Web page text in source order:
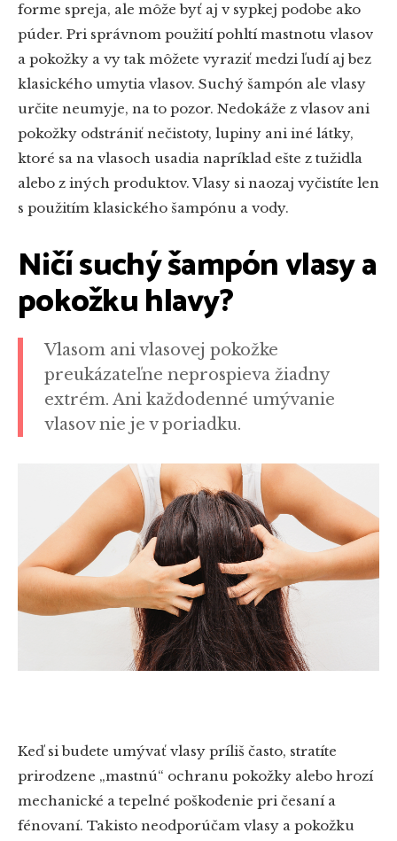
forme spreja, ale môže byť aj v sypkej podobe ako
púder. Pri správnom použití pohltí mastnotu vlasov
a pokožky a vy tak môžete vyraziť medzi ľudí aj bez
klasického umytia vlasov. Suchý šampón ale vlasy
určite neumyje, na to pozor. Nedokáže z vlasov ani
pokožky odstrániť nečistoty, lupiny ani iné látky,
ktoré sa na vlasoch usadia napríklad ešte z tužidla
alebo z iných produktov. Vlasy si naozaj vyčistíte len
s použitím klasického šampónu a vody.
Ničí suchý šampón vlasy a
pokožku hlavy?
Vlasom ani vlasovej pokožke
preukázateľne neprospieva žiadny
extrém. Ani každodenné umývanie
vlasov nie je v poriadku.
Keď si budete umývať vlasy príliš často, stratíte
prirodzene „mastnú“ ochranu pokožky alebo hrozí
mechanické a tepelné poškodenie pri česaní a
fénovaní. Takisto neodporúčam vlasy a pokožku